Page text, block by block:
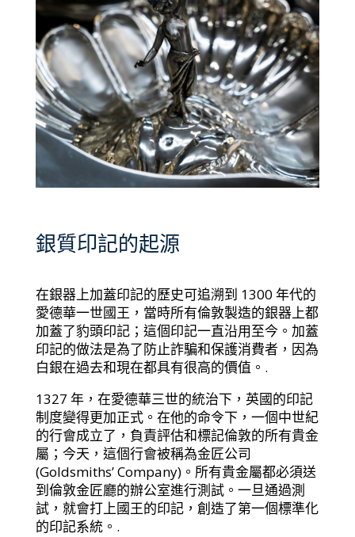
銀質印記的起源
在銀器上加蓋印記的歷史可追溯到 1300 年代的
愛德華一世國王，當時所有倫敦製造的銀器上都
加蓋了豹頭印記；這個印記一直沿用至今。加蓋
印記的做法是為了防止詐騙和保護消費者，因為
白銀在過去和現在都具有很高的價值。.
1327 年，在愛德華三世的統治下，英國的印記
制度變得更加正式。在他的命令下，一個中世紀
的行會成立了，負責評估和標記倫敦的所有貴金
屬；今天，這個行會被稱為金匠公司
(Goldsmiths’ Company)。所有貴金屬都必須送
到倫敦金匠廳的辦公室進行測試。一旦通過測
試，就會打上國王的印記，創造了第一個標準化
的印記系統。.